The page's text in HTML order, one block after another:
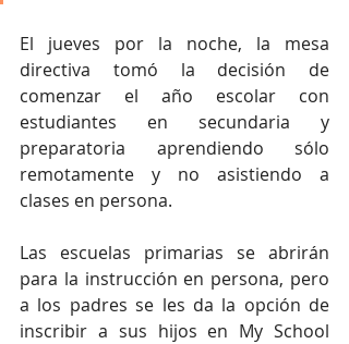
El jueves por la noche, la mesa
directiva tomó la decisión de
comenzar el año escolar con
estudiantes en secundaria y
preparatoria aprendiendo sólo
remotamente y no asistiendo a
clases en persona.
Las escuelas primarias se abrirán
para la instrucción en persona, pero
a los padres se les da la opción de
inscribir a sus hijos en My School